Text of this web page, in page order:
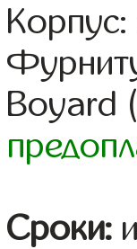
Boyard
Сроки: